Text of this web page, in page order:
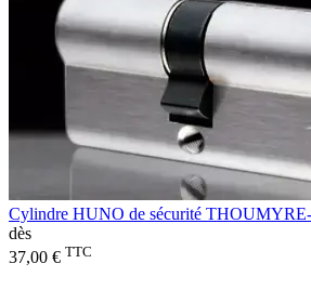
Cylindre HUNO de sécurité
dès
37,00 € TTC